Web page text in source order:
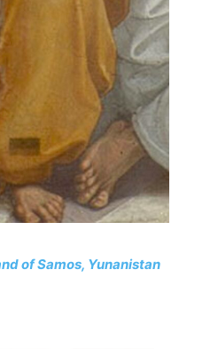
of Samos, Yunanistan